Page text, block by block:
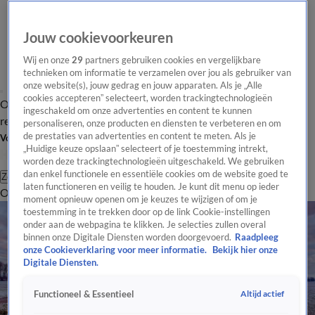
Overzicht Laatste nieuws Regionieuws Het beste van Hart
Tip de
redactie
Volg Hart van Nederland
Zoeken
OverzichtRegioUitzendingenWeerTip de redactiePanelVideo's
Jouw cookievoorkeuren
Wij en onze29 partners gebruiken cookies en vergelijkbare
technieken om informatie te verzamelen over jou als gebruiker van
onze website(s), jouw gedrag en jouw apparaten. Als je „Alle
cookies accepteren” selecteert, worden trackingtechnologieën
ingeschakeld om onze advertenties en content te kunnen
personaliseren, onze producten en diensten te verbeteren en om
de prestaties van advertenties en content te meten. Als je
„Huidige keuze opslaan” selecteert of je toestemming intrekt,
worden deze trackingtechnologieën uitgeschakeld. We gebruiken
dan enkel functionele en essentiële cookies om de website goed te
laten functioneren en veilig te houden. Je kunt dit menu op ieder
moment opnieuw openen om je keuzes te wijzigen of om je
toestemming in te trekken door op de link Cookie-instellingen
onder aan de webpagina te klikken. Je selecties zullen overal
binnen onze Digitale Diensten worden doorgevoerd. Raadpleeg
onze Cookieverklaring voor meer informatie.
Bekijk hier onze
Digitale Diensten.
Functioneel & Essentieel Altijd actief